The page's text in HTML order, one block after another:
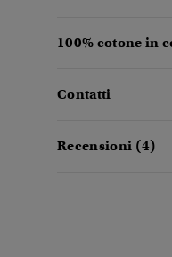
100% cotone in
Contatti
Recensioni (4)